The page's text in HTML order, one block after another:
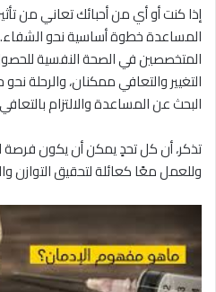
إذا كنت أو أي من أحبائك تعاني من
المساعدة خطوة أساسية نحو الشفاء.
المتخصصين في الصحة النفسية
التغيير والتعافي ممكنان، والرحلة
البحث عن المساعدة والالتزام
تذكر، أن كل تحدٍ يمكن أن يكون فرصة
وللعمل معًا كعائلة لتحقيق التوازن